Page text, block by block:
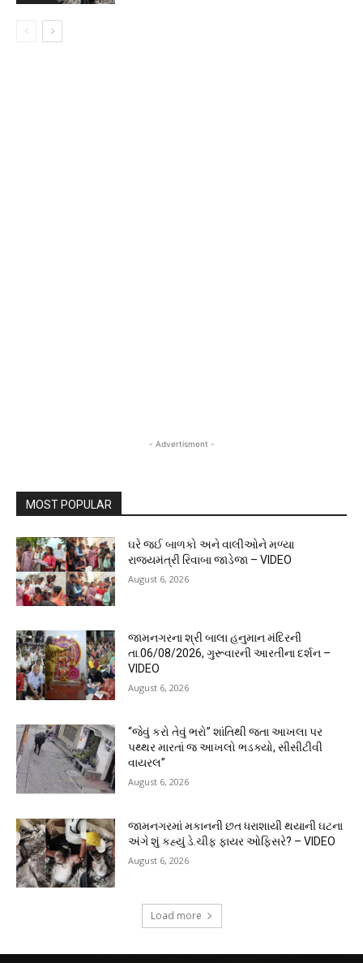
- Advertisment -
MOST POPULAR
ઘરે જઈ બાળકો અને વાલીઓને મળ્યા
રાજ્યમંત્રી રિવાબા જાડેજા – VIDEO
August 6, 2026
જામનગરના શ્રી બાલા હનુમાન મંદિરની
તા.06/08/2026, ગુરૂવારની આરતીના દર્શન –
VIDEO
August 6, 2026
“જેવું કરો તેવું ભરો” શાંતિથી જતા આખલા પર
પથ્થર મારતાં જ આખલો ભડક્યો, સીસીટીવી
વાયરલ”
August 6, 2026
જામનગરમાં મકાનની છત ધરાશાયી થયાની ઘટના
અંગે શું કહ્યું ડે.ચીફ ફાયર ઓફિસરે? – VIDEO
August 6, 2026
Load more